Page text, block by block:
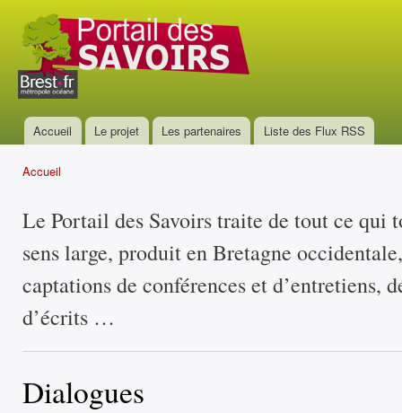
Portail
des
savoirs
Menu principal
Accueil Le projet Les partenaires Liste des Flux RSS
Accueil
Le Portail des Savoirs traite de tout ce qui
sens large, produit en Bretagne
captations de conférences et d’entretiens,
d’écrits …
Dialogues